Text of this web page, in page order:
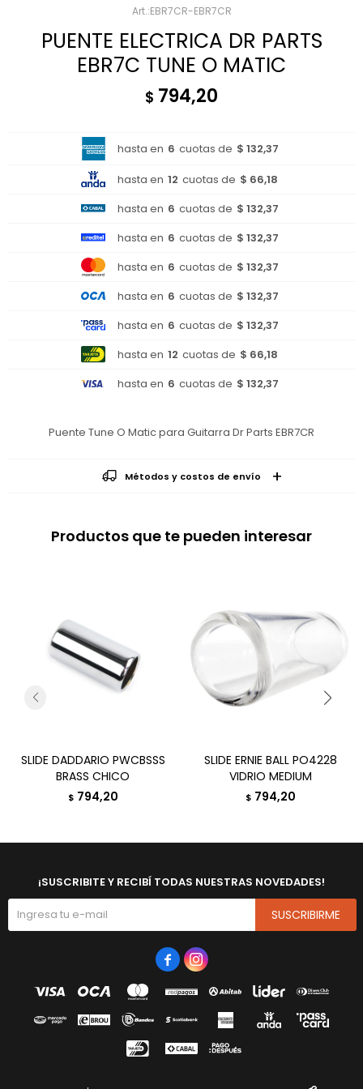
EBR7CR-EBR7CR
PUENTE ELECTRICA DR PARTS
EBR7C TUNE O MATIC
$ 794,20
hasta en 6 cuotas de $ 132,37
hasta en 12 cuotas de $ 66,18
hasta en 6 cuotas de $ 132,37
hasta en 6 cuotas de $ 132,37
hasta en 6 cuotas de $ 132,37
hasta en 6 cuotas de $ 132,37
hasta en 6 cuotas de $ 132,37
hasta en 12 cuotas de $ 66,18
hasta en 6 cuotas de $ 132,37
Puente Tune O Matic para Guitarra Dr Parts EBR7CR
Métodos y costos de envío
Productos que te pueden interesar
SLIDE DADDARIO PWCBSSS
BRASS CHICO
$ 794,20
SLIDE ERNIE BALL PO4228
VIDRIO MEDIUM
$ 794,20
¡SUSCRIBITE Y RECIBÍ TODAS NUESTRAS NOVEDADES!
SUSCRIBIRME
 